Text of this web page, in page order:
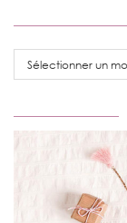
Blog
Archive